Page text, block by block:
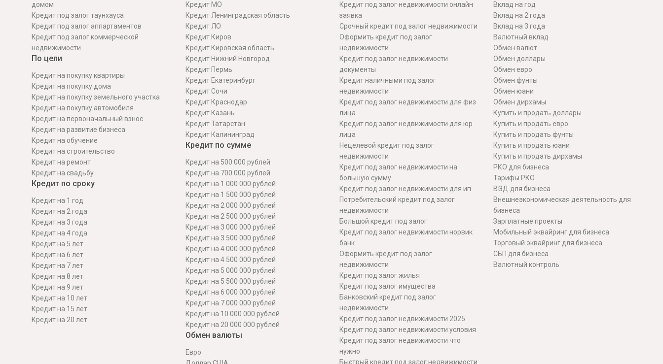
домом
Кредит под залог таунхауса
Кредит под залог аппартаментов
Кредит под залог коммерческой
недвижимости
По цели
Кредит на покупку квартиры
Кредит на покупку дома
Кредит на покупку земельного участка
Кредит на покупку автомобиля
Кредит на первоначальный взнос
Кредит на развитие бизнеса
Кредит на обучение
Кредит на строительcтво
Кредит на ремонт
Кредит на свадьбу
Кредит по сроку
Кредит на 1 год
Кредит на 2 года
Кредит на 3 года
Кредит на 4 года
Кредит на 5 лет
Кредит на 6 лет
Кредит на 7 лет
Кредит на 8 лет
Кредит на 9 лет
Кредит на 10 лет
Кредит на 15 лет
Кредит на 20 лет
Кредит МО
Кредит Ленинградская область
Кредит ЛО
Кредит Киров
Кредит Кировская область
Кредит Нижний Новгород
Кредит Пермь
Кредит Екатеринбург
Кредит Сочи
Кредит Краснодар
Кредит Казань
Кредит Татарстан
Кредит Калининград
Кредит по сумме
Кредит на 500 000 рублей
Кредит на 700 000 рублей
Кредит на 1 000 000 рублей
Кредит на 1 500 000 рублей
Кредит на 2 000 000 рублей
Кредит на 2 500 000 рублей
Кредит на 3 000 000 рублей
Кредит на 3 500 000 рублей
Кредит на 4 000 000 рублей
Кредит на 4 500 000 рублей
Кредит на 5 000 000 рублей
Кредит на 5 500 000 рублей
Кредит на 6 000 000 рублей
Кредит на 7 000 000 рублей
Кредит на 10 000 000 рублей
Кредит на 20 000 000 рублей
Обмен валюты
Евро
Кредит под залог недвижимости онлайн
заявка
Срочный кредит под залог недвижимости
Оформить кредит под залог
недвижимости
Кредит под залог недвижимости
документы
Кредит наличными под залог
недвижимости
Кредит под залог недвижимости для физ
лица
Кредит под залог недвижимости для юр
лица
Нецелевой кредит под залог
недвижимости
Кредит под залог недвижимости на
большую сумму
Кредит под залог недвижимости для ип
Потребительский кредит под залог
недвижимости
Большой кредит под залог
Кредит под залог недвижимости норвик
банк
Оформить кредит под залог
недвижимости
Кредит под залог жилья
Кредит под залог имущества
Банковский кредит под залог
недвижимости
Кредит под залог недвижимости 2025
Кредит под залог недвижимости условия
Кредит под залог недвижимости что
нужно
Быстрый кредит под залог недвижимости
Вклад на год
Вклад на 2 года
Вклад на 3 года
Валютный вклад
Обмен валют
Обмен доллары
Обмен евро
Обмен фунты
Обмен юани
Обмен дирхамы
Купить и продать доллары
Купить и продать евро
Купить и продать фунты
Купить и продать юани
Купить и продать дирхамы
РКО для бизнеса
Тарифы РКО
ВЭД для бизнеса
Внешнеэкономическая деятельность для
бизнеса
Зарплатные проекты
Мобильный эквайринг для бизнеса
Торговый эквайринг для бизнеса
СБП для бизнеса
Валютный контроль